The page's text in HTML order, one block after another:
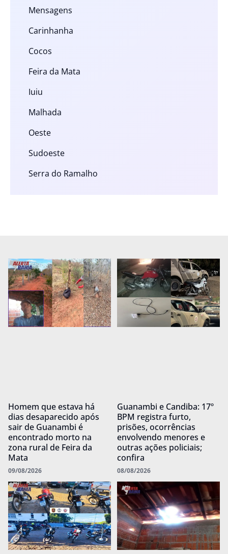
Mensagens
Carinhanha
Cocos
Feira da Mata
Iuiu
Malhada
Oeste
Sudoeste
Serra do Ramalho
Homem que estava há
dias desaparecido após
sair de Guanambi é
encontrado morto na
zona rural de Feira da
Mata
09/08/2026
Guanambi e Candiba: 17º
BPM registra furto,
prisões, ocorrências
envolvendo menores e
outras ações policiais;
confira
08/08/2026